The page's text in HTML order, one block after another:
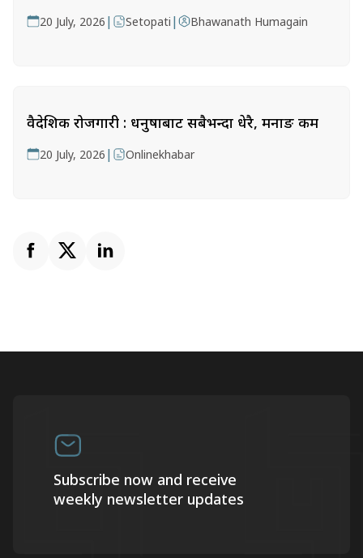
20 July, 2026 | Setopati | Bhawanath Humagain
वैदेशिक रोजगारी : धनुषाबाट सबैभन्दा धेरै, मनाङ कम
20 July, 2026 | Onlinekhabar
Subscribe now and receive
weekly newsletter updates